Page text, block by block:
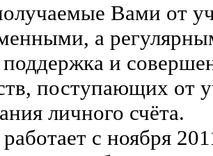
Вами от
а
поддержка и
поступающих от
личного счёта.
с ноября